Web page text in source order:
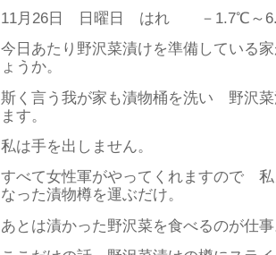
11月26日 日曜日 はれ －1.7℃～
今日あたり野沢菜漬けを準備している
ょうか。
斯く言う我が家も漬物桶を洗い 野沢
ます。
私は手を出しません。
すべて女性軍がやってくれますので
なった漬物樽を運ぶだけ。
あとは漬かった野沢菜を食べるのが仕